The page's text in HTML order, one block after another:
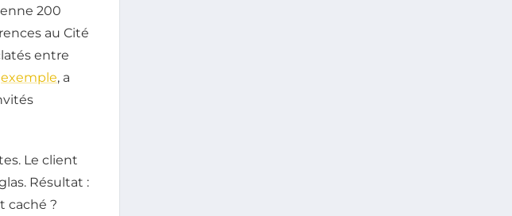
200
au Cité
entre
exemple, a
Le client
Résultat :
caché ?